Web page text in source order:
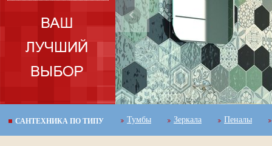
Бренд:
Cifre Ceramica
САНТЕХНИКА ПО ТИПУ Тумбы Зеркала Пеналы